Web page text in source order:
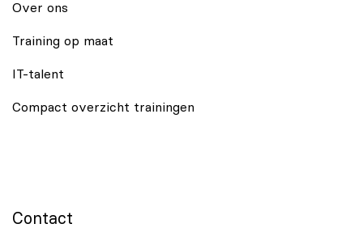
Over ons
Training op maat
IT-talent
Compact overzicht trainingen
Contact